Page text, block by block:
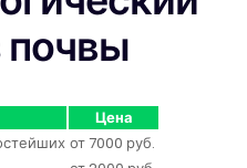
почвы
Цена
от 7000 руб.